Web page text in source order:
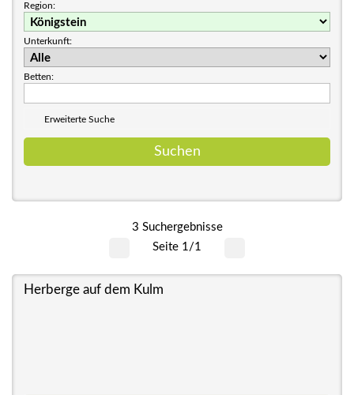
Region:
Unterkunft:
Betten:
Erweiterte Suche
3 Suchergebnisse
Seite 1/1
Herberge auf dem Kulm